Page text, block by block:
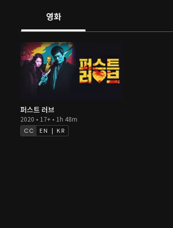
영화
퍼스트 러브
2020 • 17+ • 1h 48m
EN | KR